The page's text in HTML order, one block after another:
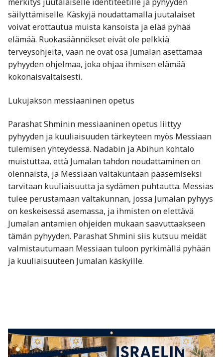
säilyttämiselle. Käskyjä noudattamalla juutalaiset
voivat erottautua muista kansoista ja elää pyhää
elämää. Ruokasäännökset eivät ole pelkkiä
terveysohjeita, vaan ne ovat osa Jumalan asettamaa
pyhyyden ohjelmaa, joka ohjaa ihmisen elämää
kokonaisvaltaisesti.
Lukujakson messiaaninen opetus
Parashat Shminin messiaaninen opetus liittyy
pyhyyden ja kuuliaisuuden tärkeyteen myös Messiaan
tulemisen yhteydessä. Nadabin ja Abihun kohtalo
muistuttaa, että Jumalan tahdon noudattaminen on
olennaista, ja Messiaan valtakuntaan pääsemiseksi
tarvitaan kuuliaisuutta ja sydämen puhtautta. Messias
tulee perustamaan valtakunnan, jossa Jumalan pyhyys
on keskeisessä asemassa, ja ihmisten on elettävä
Jumalan antamien ohjeiden mukaan saavuttaakseen
tämän pyhyyden. Parashat Shmini siis kutsuu meidät
valmistautumaan Messiaan tuloon pyrkimällä pyhään
ja kuuliaisuuteen Jumalan käskyille.